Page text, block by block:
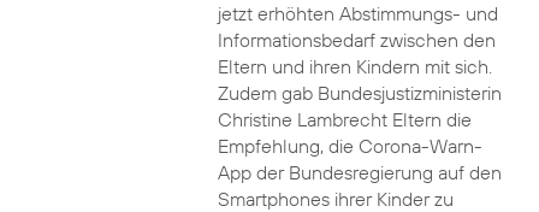
jetzt erhöhten Abstimmungs- und
Informationsbedarf zwischen den
Eltern und ihren Kindern mit sich.
Zudem gab Bundesjustizministerin
Christine Lambrecht Eltern die
Empfehlung, die Corona-Warn-
App der Bundesregierung auf den
Smartphones ihrer Kinder zu